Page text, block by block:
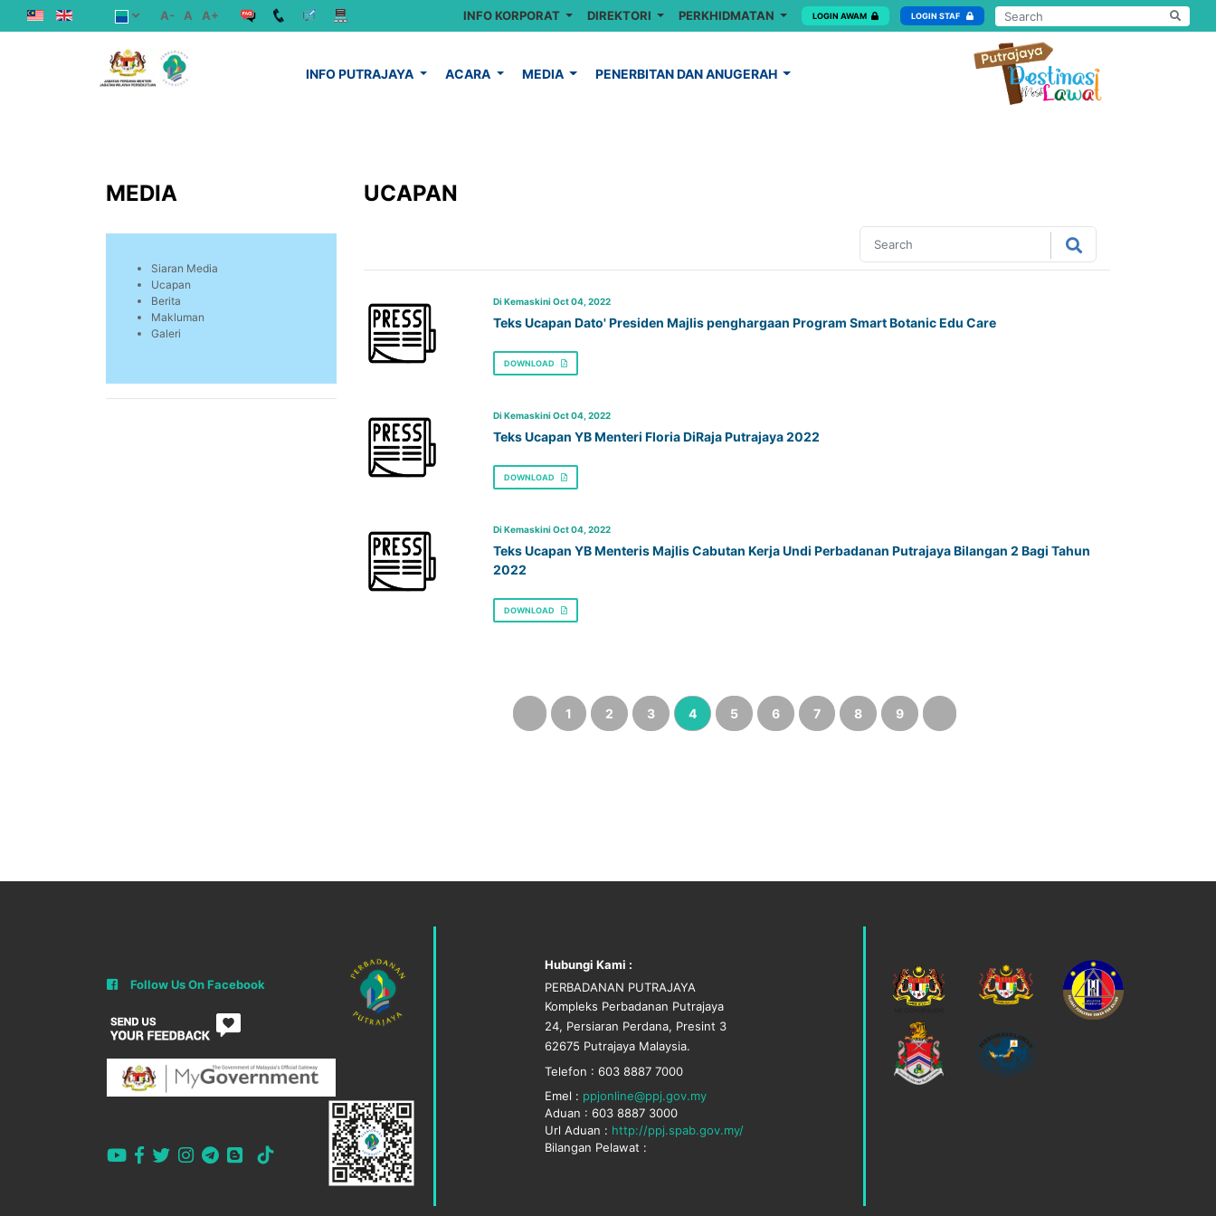
A- A A+ INFO KORPORAT DIREKTORI PERKHIDMATAN LOGIN AWAM LOGIN STAF
INFO PUTRAJAYA ACARA MEDIA PENERBITAN DAN ANUGERAH
MEDIA
Siaran Media
Ucapan
Berita
Makluman
Galeri
UCAPAN
Di Kemaskini Oct 04, 2022
Teks Ucapan Dato' Presiden Majlis penghargaan Program Smart Botanic Edu Care
DOWNLOAD
Di Kemaskini Oct 04, 2022
Teks Ucapan YB Menteri Floria DiRaja Putrajaya 2022
DOWNLOAD
Di Kemaskini Oct 04, 2022
Teks Ucapan YB Menteris Majlis Cabutan Kerja Undi Perbadanan Putrajaya Bilangan 2 Bagi Tahun
2022
DOWNLOAD
1 2 3 4 5 6 7 8 9
Follow Us On Facebook
Hubungi Kami :
PERBADANAN PUTRAJAYA
Kompleks Perbadanan Putrajaya
24, Persiaran Perdana, Presint 3
62675 Putrajaya Malaysia.
Telefon : 603 8887 7000
Emel : ppjonline@ppj.gov.my
Aduan : 603 8887 3000
Url Aduan : http://ppj.spab.gov.my/
Bilangan Pelawat :